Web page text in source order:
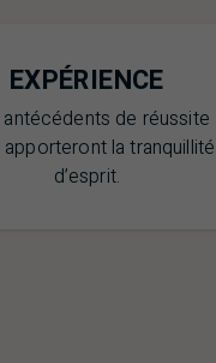
EXPÉRIENCE
antécédents de réussite
la tranquillité
d’esprit.